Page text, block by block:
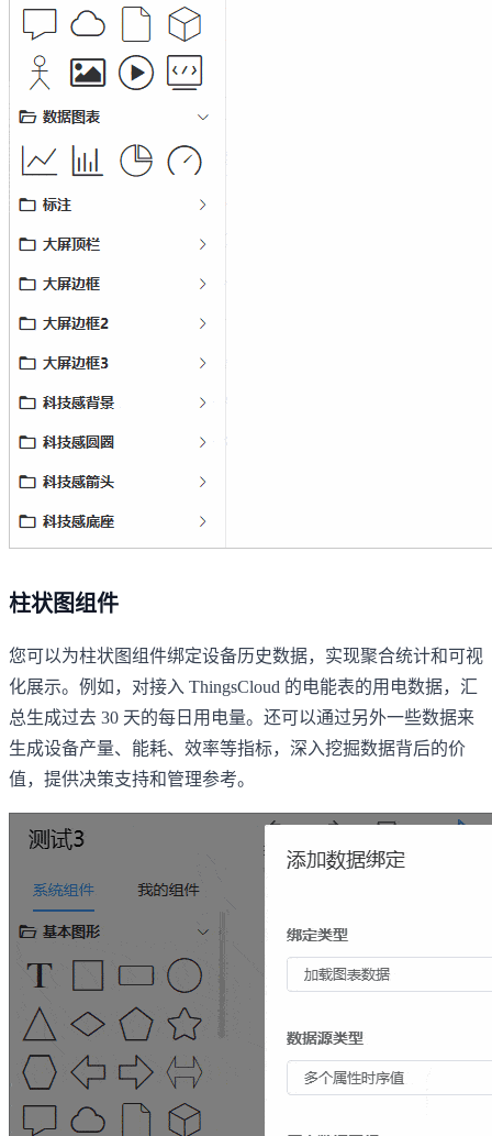
柱状图组件
您可以为柱状图组件绑定设备历史数据，实现聚合统计和可视
化展示。例如，对接入 ThingsCloud 的电能表的用电数据，汇
总生成过去 30 天的每日用电量。还可以通过另外一些数据来
生成设备产量、能耗、效率等指标，深入挖掘数据背后的价
值，提供决策支持和管理参考。